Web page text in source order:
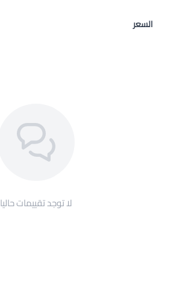
السعر
لا توجد تقييمات حاليا